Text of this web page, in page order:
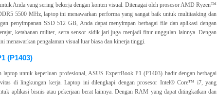
Anda yang sering bekerja dengan konten visual. Ditenagai oleh prosesor AMD Ryzen™
5500 MHz, laptop ini menawarkan performa yang sangat baik untuk multitasking dan
penyimpanan SSD 512 GB, Anda dapat menyimpan berbagai file dan aplikasi dengan
ketahanan militer, serta sensor sidik jari juga menjadi fitur unggulan lainnya. Dengan
menawarkan pengalaman visual luar biasa dan kinerja tinggi.
(P1403)
laptop untuk keperluan profesional, ASUS ExpertBook P1 (P1403) hadir dengan berbagai
di lingkungan kerja. Laptop ini dilengkapi dengan prosesor Intel® Core™ i7, yang
aplikasi bisnis atau pekerjaan berat lainnya. Dengan RAM yang dapat ditingkatkan dan